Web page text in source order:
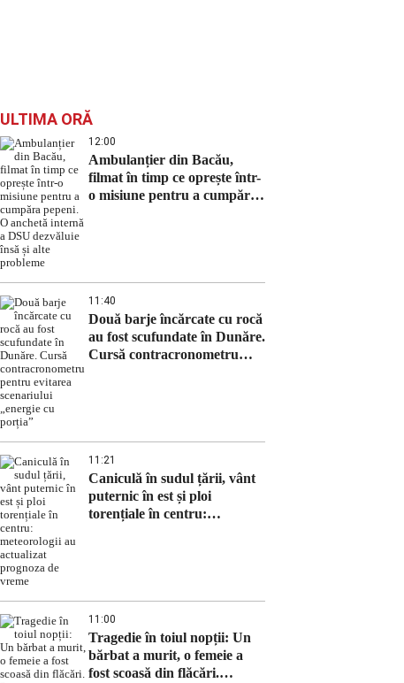
ULTIMA ORĂ
12:00
Ambulanțier din Bacău,
filmat în timp ce oprește într-
o misiune pentru a cumpăra
11:40
Două barje încărcate cu rocă
au fost scufundate în Dunăre.
Cursă contracronometru
11:21
Caniculă în sudul țării, vânt
puternic în est și ploi
torențiale în centru:
11:00
Tragedie în toiul nopții: Un
bărbat a murit, o femeie a
fost scoasă din flăcări.